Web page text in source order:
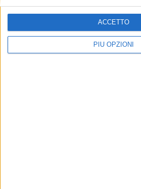
PIÙ OPZIONI
ACCETTO
Seguici su Facebook